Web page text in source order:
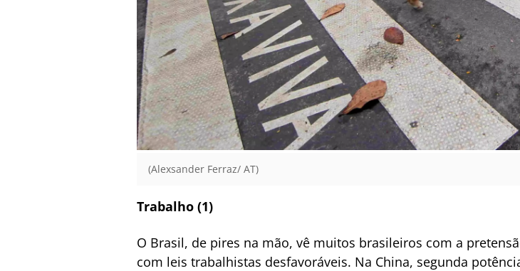
(Alexsander Ferraz/ AT)
Trabalho (1)
O Brasil, de pires na mão, vê muitos brasileiros com a
com leis trabalhistas desfavoráveis. Na China, segunda